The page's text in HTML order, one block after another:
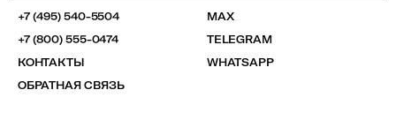
+7 (495) 540-5504
+7 (800) 555-0474
КОНТАКТЫ
ОБРАТНАЯ СВЯЗЬ
MAX
TELEGRAM
WHATSAPP